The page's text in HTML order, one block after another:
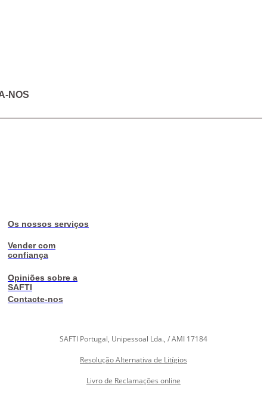
NOS
Os nossos serviços
Vender com
confiança
Opiniões sobre a
SAFTI
Contacte-nos
SAFTI Portugal, Unipessoal Lda., / AMI 17184
Resolução Alternativa de Litígios
Livro de Reclamações online